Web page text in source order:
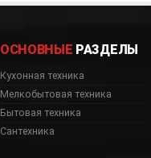
ОСНОВНЫЕ РАЗДЕЛЫ
Кухонная техника
Мелкобытовая техника
Бытовая техника
Сантехника